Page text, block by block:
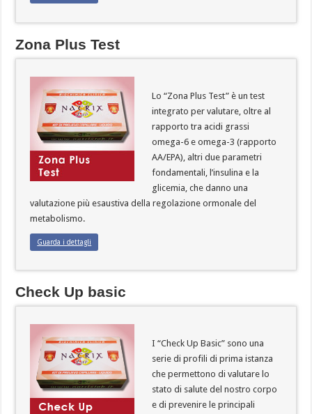
Zona Plus Test
Lo “Zona Plus Test” è un test
integrato per valutare, oltre al
rapporto tra acidi grassi
omega-6 e omega-3 (rapporto
AA/EPA), altri due parametri
fondamentali, l’insulina e la
glicemia, che danno una
valutazione più esaustiva della regolazione ormonale del
metabolismo.
Guarda i dettagli
Check Up basic
I “Check Up Basic” sono una
serie di profi­li di prima istanza
che permettono di valutare lo
stato di salute del nostro corpo
e di prevenire le principali